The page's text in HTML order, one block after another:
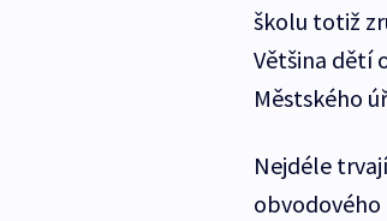
školu totiž
Většina dětí
Městského
Nejdéle
obvodového